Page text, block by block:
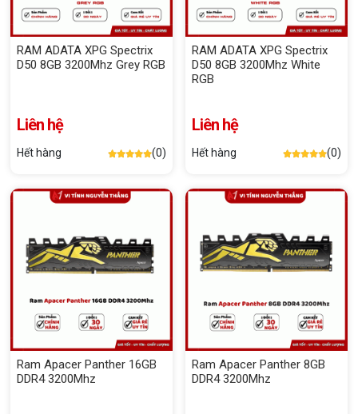
RAM ADATA XPG Spectrix
D50 8GB 3200Mhz Grey RGB
Liên hệ
Hết hàng (0)
RAM ADATA XPG Spectrix
D50 8GB 3200Mhz White
RGB
Liên hệ
Hết hàng (0)
Ram Apacer Panther 16GB
DDR4 3200Mhz
Ram Apacer Panther 8GB
DDR4 3200Mhz